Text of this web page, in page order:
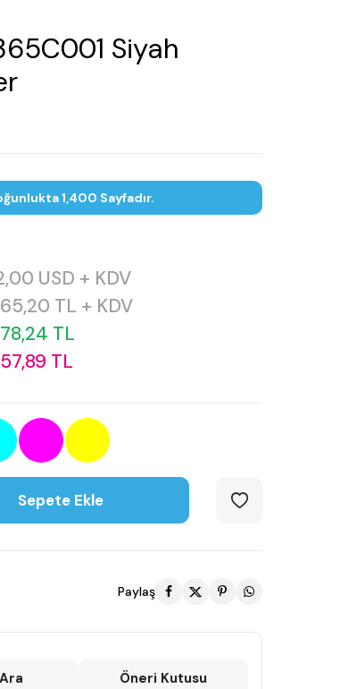
Siyah
1,400 Sayfadır.
USD + KDV
TL + KDV
TL
TL
Sepete Ekle
Paylaş
Öneri Kutusu